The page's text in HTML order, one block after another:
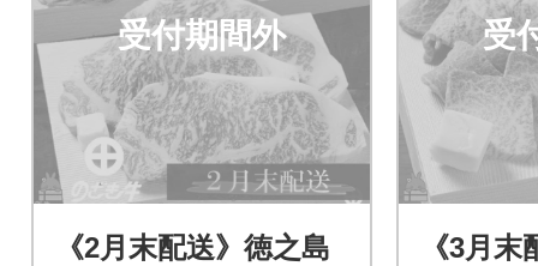
受付期間外
《2月末配送》徳之島
受
《3月